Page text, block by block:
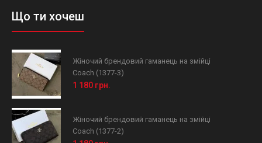
Що ти хочеш
Жіночий брендовий гаманець на змійці
Coach (1377-3)
1 180 грн.
Жіночий брендовий гаманець на змійці
Coach (1377-2)